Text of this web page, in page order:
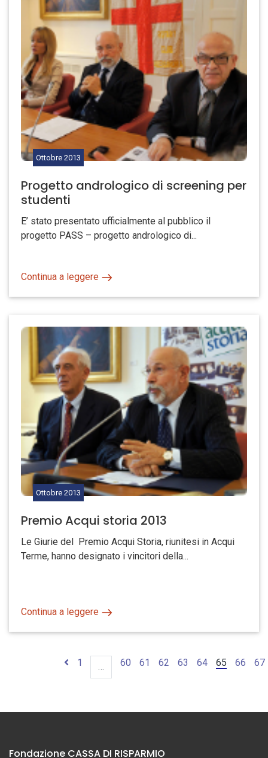
Ottobre 2013
Progetto andrologico di screening per
studenti
E’ stato presentato ufficialmente al pubblico il
progetto PASS – progetto andrologico di...
Continua a leggere
Ottobre 2013
Premio Acqui storia 2013
Le Giurie del Premio Acqui Storia, riunitesi in Acqui
Terme, hanno designato i vincitori della...
Continua a leggere
1 60 61 62 63 64 65 66 67
Fondazione CASSA DI RISPARMIO